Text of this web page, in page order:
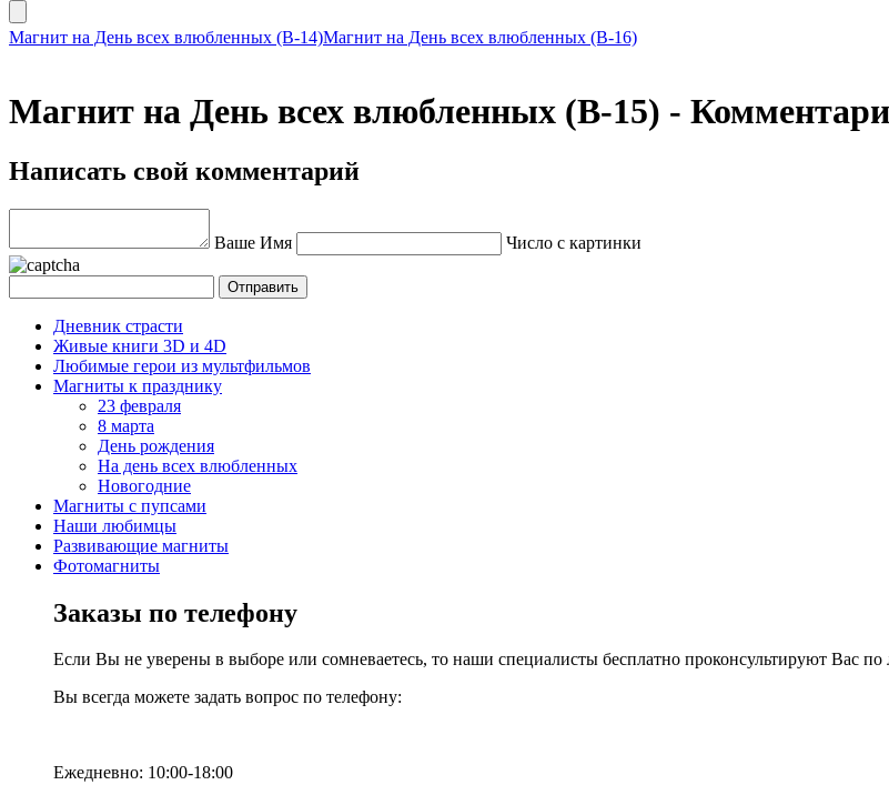
Магнит на День всех влюбленных (В-14)Магнит на День всех влюбленных (В-16)
Магнит на День всех влюбленных (В-15) -
Написать свой комментарий
Ваше Имя Число с картинки
Дневник страсти
Живые книги 3D и 4D
Любимые герои из мультфильмов
Магниты к празднику
23 февраля
8 марта
День рождения
На день всех влюбленных
Новогодние
Магниты с пупсами
Наши любимцы
Развивающие магниты
Фотомагниты
Заказы по телефону
Если Вы не уверены в выборе или сомневаетесь, то наши специалисты бесплатно проконсультируют Вас
Вы всегда можете задать вопрос по телефону:
Ежедневно: 10:00-18:00